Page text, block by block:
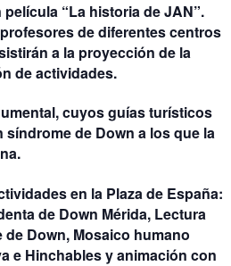
“La historia de JAN”.
de diferentes centros
a la proyección de la
de actividades.
cuyos guías turísticos
de Down a los que la
en la Plaza de España:
de Down Mérida, Lectura
Down, Mosaico humano
e Hinchables y animación con